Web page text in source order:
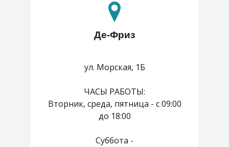
ул. Морская, 1Б
ЧАСЫ РАБОТЫ:
Вторник, среда, пятница - с 09:00
до 18:00
Суббота -
Де-Фриз